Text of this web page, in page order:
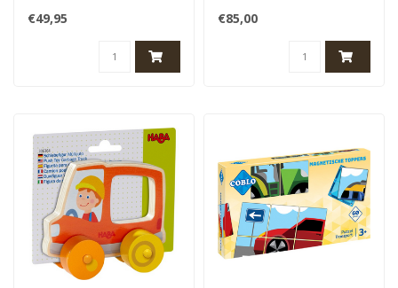
reddingsacties met de
Magna Tiles Fire Rescue
€49,95
Magna Tiles
Brandweerstation Set!
€85,00